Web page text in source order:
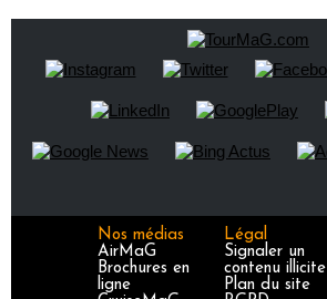
Nos médias
AirMaG
Brochures en
ligne
Légal
Signaler un
contenu illicite
Plan du site